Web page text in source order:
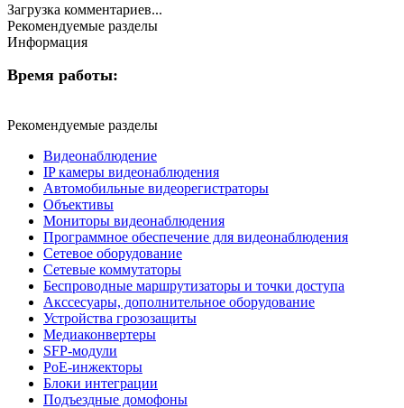
Загрузка комментариев...
Рекомендуемые разделы
Информация
Время работы:
Рекомендуемые разделы
Видеонаблюдение
IP камеры видеонаблюдения
Автомобильные видеорегистраторы
Объективы
Мониторы видеонаблюдения
Программное обеспечение для видеонаблюдения
Сетевое оборудование
Сетевые коммутаторы
Беспроводные маршрутизаторы и точки доступа
Акссесуары, дополнительное оборудование
Устройства грозозащиты
Медиаконвертеры
SFP-модули
РоЕ-инжекторы
Блоки интеграции
Подъездные домофоны